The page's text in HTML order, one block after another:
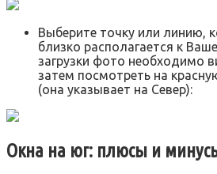
Выберите точку или линию,
близко располагается к
загрузки фото необходимо
затем посмотреть на
(она указывает на Север):
Окна на юг: плюсы и